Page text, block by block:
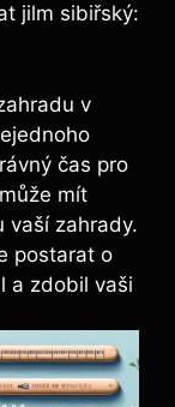
jilm sibiřský:
v
čas pro
mít
vaší zahrady.
postarat o
a zdobil vaši